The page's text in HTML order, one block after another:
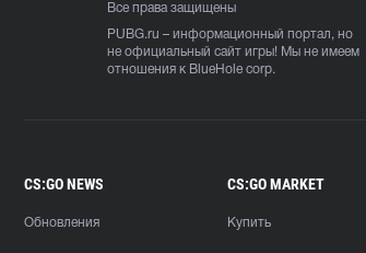
Все права защищены
PUBG.ru – информационный портал, но
не официальный сайт игры! Мы не имеем
отношения к BlueHole corp.
CS:GO NEWS
Обновления
CS:GO MARKET
Купить